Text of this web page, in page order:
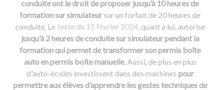
conduite ont le droit de proposer jusqu’à 10 heures de
formation sur simulateur sur un forfait de 20 heures de
conduite. Le texte du 15 février 2024, quant à lui, autorise
jusqu'à 2 heures de conduite sur simulateur pendant la
formation qui permet de transformer son permis boîte
auto en permis boîte manuelle. Aussi, de plus en plus
d'auto-écoles investissent dans des machines pour
permettre aux élèves d’apprendre les gestes techniques de